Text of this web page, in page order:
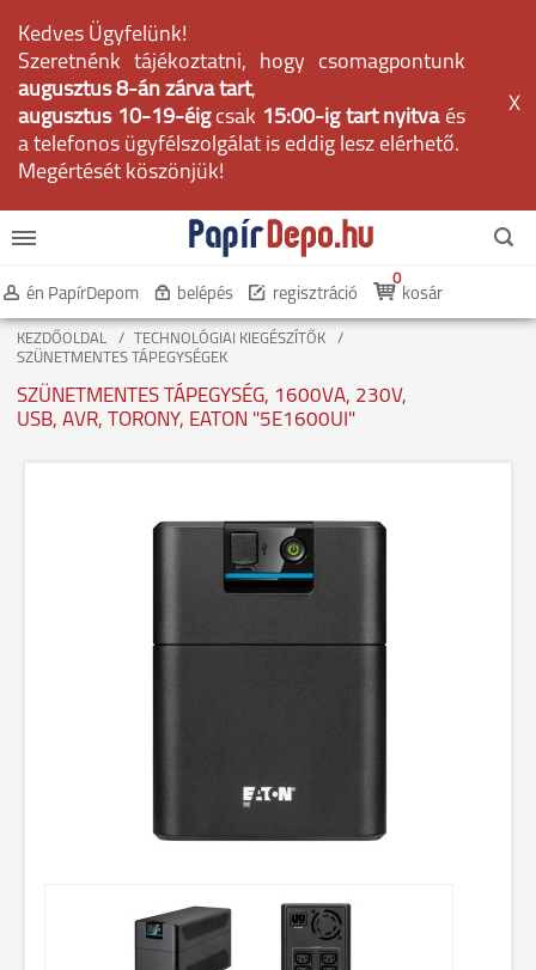
Kedves Ügyfelünk!
Szeretnénk tájékoztatni, hogy csomagpontunk
augusztus 8-án zárva tart,
augusztus 10-19-éig csak 15:00-ig tart nyitvaés
a telefonos ügyfélszolgálat is eddig lesz elérhető.
Megértését köszönjük!
X
én PapírDepom belépés regisztráció kosár
0
KEZDŐOLDAL
TECHNOLÓGIAI KIEGÉSZÍTŐK
SZÜNETMENTES TÁPEGYSÉGEK
SZÜNETMENTES TÁPEGYSÉG, 1600VA, 230V,
USB, AVR, TORONY, EATON "5E1600UI"